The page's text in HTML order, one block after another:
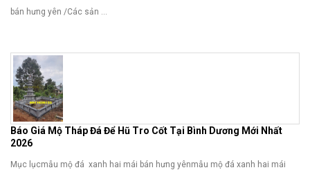
bán hưng yên /Các sản ...
Báo Giá Mộ Tháp Đá Để Hũ Tro Cốt Tại Bình Dương Mới Nhất
2026
Mục lụcmẫu mộ đá xanh hai mái bán hưng yênmẫu mộ đá xanh hai mái